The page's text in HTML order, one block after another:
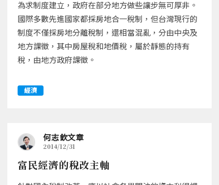
為求制度建立，政府在部分地方做些讓步無可厚非。
國際多數先進國家都採房地合一稅制，但台灣現行的
制度不僅採房地分離稅制，還相當混亂，分由中央及
地方課徵，其中房屋稅和地價稅，屬於靜態的持有
稅，由地方政府課徵。
經濟
何志欽文章
2014/12/31
富民經濟的稅改主軸